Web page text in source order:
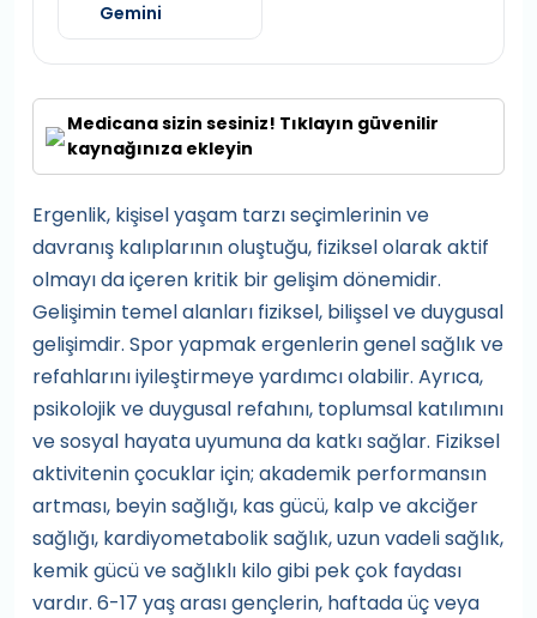
Gemini
Medicana sizin sesiniz! Tıklayın güvenilir
kaynağınıza ekleyin
Ergenlik, kişisel yaşam tarzı seçimlerinin ve
davranış kalıplarının oluştuğu, fiziksel olarak aktif
olmayı da içeren kritik bir gelişim dönemidir.
Gelişimin temel alanları fiziksel, bilişsel ve duygusal
gelişimdir. Spor yapmak ergenlerin genel sağlık ve
refahlarını iyileştirmeye yardımcı olabilir. Ayrıca,
psikolojik ve duygusal refahını, toplumsal katılımını
ve sosyal hayata uyumuna da katkı sağlar. Fiziksel
aktivitenin çocuklar için; akademik performansın
artması, beyin sağlığı, kas gücü, kalp ve akciğer
sağlığı, kardiyometabolik sağlık, uzun vadeli sağlık,
kemik gücü ve sağlıklı kilo gibi pek çok faydası
vardır. 6-17 yaş arası gençlerin, haftada üç veya